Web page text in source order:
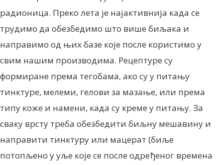
радионица. Преко лета је најактивнија када се
трудимо да обезбедимо што више биљака и
направимо од њих базе које после користимо у
свим нашим производима. Рецептуре су
формиране према тегобама, ако су у питању
тинктуре, мелеми, гелови за мазање, или према
типу коже и намени, када су креме у питању. За
сваку врсту треба обезбедити биљну мешавину и
направити тинктуру или мацерат (биље
потопљено у уље које се после одређеног времена